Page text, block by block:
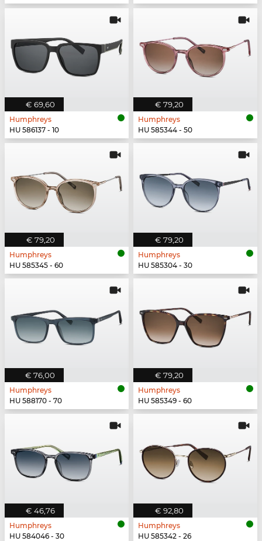
€ 69,60
Humphreys
HU 586137 - 10
€ 79,20
Humphreys
HU 585344 - 50
€ 79,20
Humphreys
HU 585345 - 60
€ 79,20
Humphreys
HU 585304 - 30
€ 76,00
Humphreys
HU 588170 - 70
€ 79,20
Humphreys
HU 585349 - 60
€ 46,76
Humphreys
HU 584046 - 30
€ 92,80
Humphreys
HU 585342 - 26